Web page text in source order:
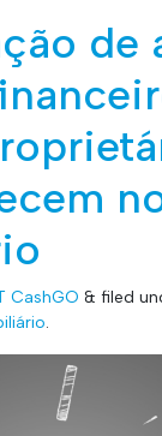
de
CashGO & filed
.